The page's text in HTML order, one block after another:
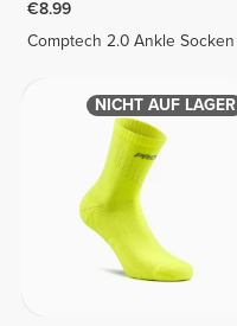
€8.99
Comptech 2.0 Ankle Socken
NICHT AUF LAGER